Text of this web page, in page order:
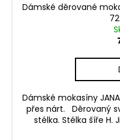
Dámské děrované
Dámské mokasíny
přes nárt. Děrovaný
stélka. Stélka šíře H.